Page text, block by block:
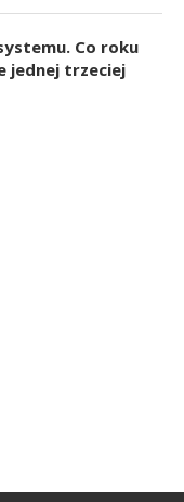
Co roku
jednej trzeciej